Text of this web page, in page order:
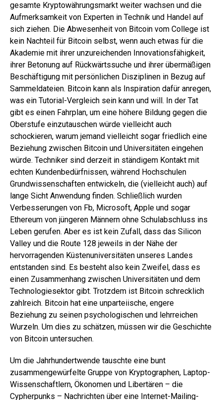
gesamte Kryptowährungsmarkt weiter wachsen und die
Aufmerksamkeit von Experten in Technik und Handel auf
sich ziehen. Die Abwesenheit von Bitcoin vom College ist
kein Nachteil für Bitcoin selbst, wenn auch etwas für die
Akademie mit ihrer unzureichenden Innovationsfähigkeit,
ihrer Betonung auf Rückwärtssuche und ihrer übermäßigen
Beschäftigung mit persönlichen Disziplinen in Bezug auf
Sammeldateien. Bitcoin kann als Inspiration dafür anregen,
was ein Tutorial-Vergleich sein kann und will. In der Tat
gibt es einen Fahrplan, um eine höhere Bildung gegen die
Oberstufe einzutauschen würde vielleicht auch
schockieren, warum jemand vielleicht sogar friedlich eine
Beziehung zwischen Bitcoin und Universitäten eingehen
würde. Techniker sind derzeit in ständigem Kontakt mit
echten Kundenbedürfnissen, während Hochschulen
Grundwissenschaften entwickeln, die (vielleicht auch) auf
lange Sicht Anwendung finden. Schließlich wurden
Verbesserungen von Fb, Microsoft, Apple und sogar
Ethereum von jüngeren Männern ohne Schulabschluss ins
Leben gerufen. Aber es ist kein Zufall, dass das Silicon
Valley und die Route 128 jeweils in der Nähe der
hervorragenden Küstenuniversitäten unseres Landes
entstanden sind. Es besteht also kein Zweifel, dass es
einen Zusammenhang zwischen Universitäten und dem
Technologiesektor gibt. Trotzdem ist Bitcoin schrecklich
zahlreich. Bitcoin hat eine unparteiische, engere
Beziehung zu seinen psychologischen und lehrreichen
Wurzeln. Um dies zu schätzen, müssen wir die Geschichte
von Bitcoin untersuchen.
Um die Jahrhundertwende tauschte eine bunt
zusammengewürfelte Gruppe von Kryptographen, Laptop-
Wissenschaftlern, Ökonomen und Libertären – die
Cypherpunks – Nachrichten über eine Internet-Mailing-